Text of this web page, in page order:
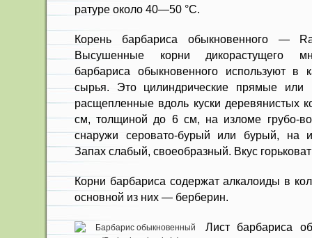
ратуре около 40—50 °С.
Корень барбариса обыкновенного —
Высушенные корни дикорастущего
барбариса обыкновенного используют в
сырья. Это цилиндри­ческие прямые или
расщепленные вдоль куски деревя­нистых
см, толщиной до 6 см, на изломе грубо-
снаружи се­ровато-бурый или бурый, на
Запах слабый, своеоб­разный. Вкус
Корни барбариса содержат алка­лоиды в
основной из них — берберин.
Лист барбариса